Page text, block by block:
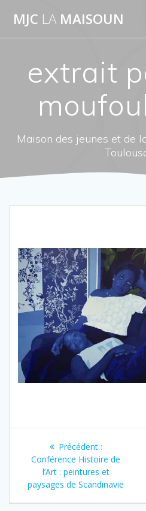
MJC LA MAISOUN
extrait
Maison des jeunes et de
Navigation
de
l’article
Précédent :Article
précédent
:
Conférence Histoire de
l’Art : peintures et
paysages de Scandinavie